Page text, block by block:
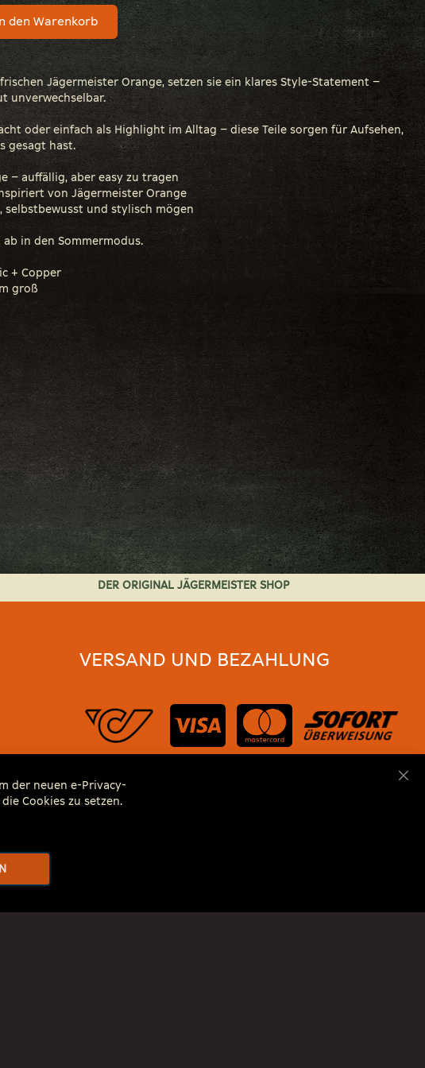
den Warenkorb
Jägermeister Orange, setzen sie ein klares Style-Statement –
unverwechselbar.
oder einfach als Highlight im Alltag – diese Teile sorgen für Aufsehen,
gesagt hast.
– auffällig, aber easy zu tragen
von Jägermeister Orange
selbstbewusst und stylisch mögen
in den Sommermodus.
+ Copper
groß
DER ORIGINAL JÄGERMEISTER SHOP
VERSAND UND BEZAHLUNG
wenn nicht anders beschrieben
der neuen e-Privacy-
Cookies zu setzen.